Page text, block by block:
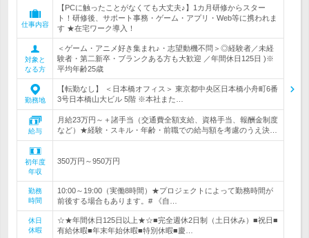
仕事内容
【PCに触ったことがなくても大丈夫♪】1カ月研修からスター
ト！研修後、サポート事務・ゲーム・アプリ・Web等に携われま
す ★在宅ワーク導入！
対象と
なる方
＜ゲーム・アニメ好き集まれ♪・志望動機不問＞◎経験者／未経
験者・第二新卒・ブランクある方も大歓迎 ／年間休日125日 )※
平均年齢25歳
勤務地
【転勤なし】 ＜日本橋オフィス＞ 東京都中央区日本橋小舟町6番
3号日本橋山大ビル 5階 ※本社また…
給与
月給23万円～＋諸手当（交通費全額支給、資格手当、報酬金制度
など）★経験・スキル・年齢・前職での給与額を考慮のうえ決…
初年度
年収
350万円～950万円
勤務
時間
10:00～19:00（実働8時間）★プロジェクトによって勤務時間が
前後する場合もあります。# 《自…
休日
休暇
☆★年間休日125日以上★☆■完全週休2日制（土日休み）■祝日■
有給休暇■年末年始休暇■特別休暇■慶…